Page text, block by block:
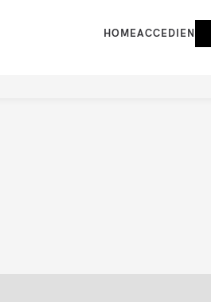
HOMEACCEDI EN